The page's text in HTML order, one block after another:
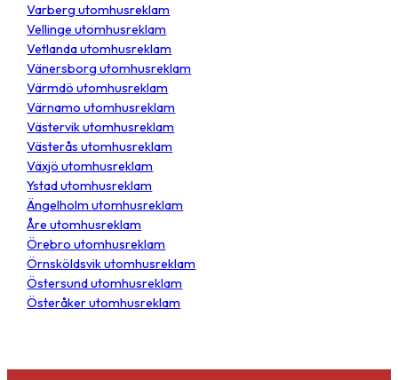
Varberg utomhusreklam
Vellinge utomhusreklam
Vetlanda utomhusreklam
Vänersborg utomhusreklam
Värmdö utomhusreklam
Värnamo utomhusreklam
Västervik utomhusreklam
Västerås utomhusreklam
Växjö utomhusreklam
Ystad utomhusreklam
Ängelholm utomhusreklam
Åre utomhusreklam
Örebro utomhusreklam
Örnsköldsvik utomhusreklam
Östersund utomhusreklam
Österåker utomhusreklam